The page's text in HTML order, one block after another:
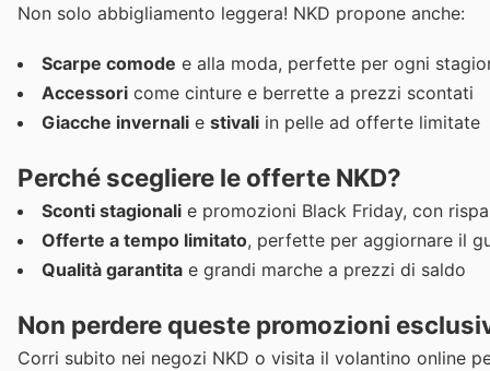
Non solo abbigliamento leggera! NKD propone anche:
Scarpe comode e alla moda, perfette per ogni
Accessori come cinture e berrette a prezzi scontati
Giacche invernali e stivali in pelle ad offerte limitate
Perché scegliere le offerte NKD?
Sconti stagionali e promozioni Black Friday, con
Offerte a tempo limitato, perfette per aggiornare il
Qualità garantita e grandi marche a prezzi di saldo
Non perdere queste promozioni
Corri subito nei negozi NKD o visita il volantino online